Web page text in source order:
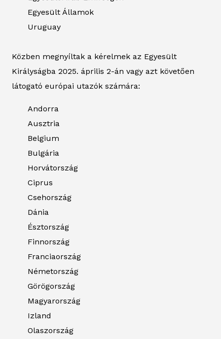
Egyesült Államok
Uruguay
Közben megnyíltak a kérelmek az Egyesült
Királyságba 2025. április 2-án vagy azt követően
látogató európai utazók számára:
Andorra
Ausztria
Belgium
Bulgária
Horvátország
Ciprus
Csehország
Dánia
Észtország
Finnország
Franciaország
Németország
Görögország
Magyarország
Izland
Olaszország